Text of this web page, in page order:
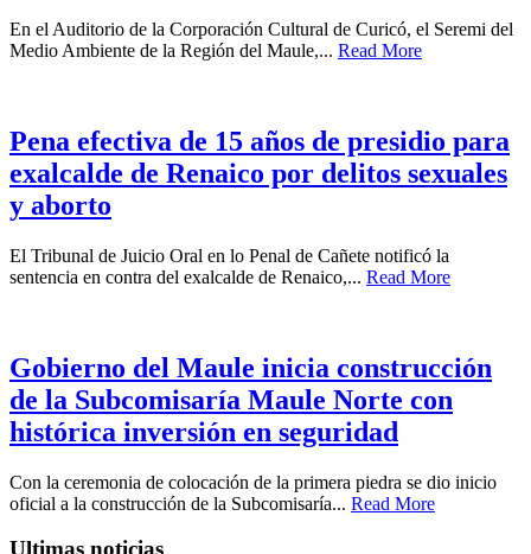
En el Auditorio de la Corporación Cultural de Curicó, el Seremi del
Medio Ambiente de la Región del Maule,... Read More
Pena efectiva de 15 años de presidio para
exalcalde de Renaico por delitos sexuales
y aborto
El Tribunal de Juicio Oral en lo Penal de Cañete notificó la
sentencia en contra del exalcalde de Renaico,... Read More
Gobierno del Maule inicia construcción
de la Subcomisaría Maule Norte con
histórica inversión en seguridad
Con la ceremonia de colocación de la primera piedra se dio inicio
oficial a la construcción de la Subcomisaría... Read More